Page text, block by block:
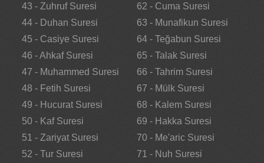
43 - Zuhruf Suresi
44 - Duhan Suresi
45 - Casiye Suresi
46 - Ahkaf Suresi
47 - Muhammed Suresi
48 - Fetih Suresi
49 - Hucurat Suresi
50 - Kaf Suresi
51 - Zariyat Suresi
52 - Tur Suresi
62 - Cuma Suresi
63 - Munafikun Suresi
64 - Teğabun Suresi
65 - Talak Suresi
66 - Tahrim Suresi
67 - Mülk Suresi
68 - Kalem Suresi
69 - Hakka Suresi
70 - Me'aric Suresi
71 - Nuh Suresi